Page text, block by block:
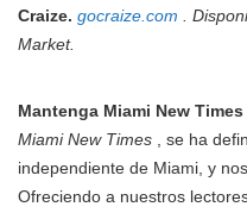
Craize. gocraize.com .
Market.
Mantenga Miami New
Miami New Times , se ha
independiente de Miami, y
Ofreciendo a nuestros